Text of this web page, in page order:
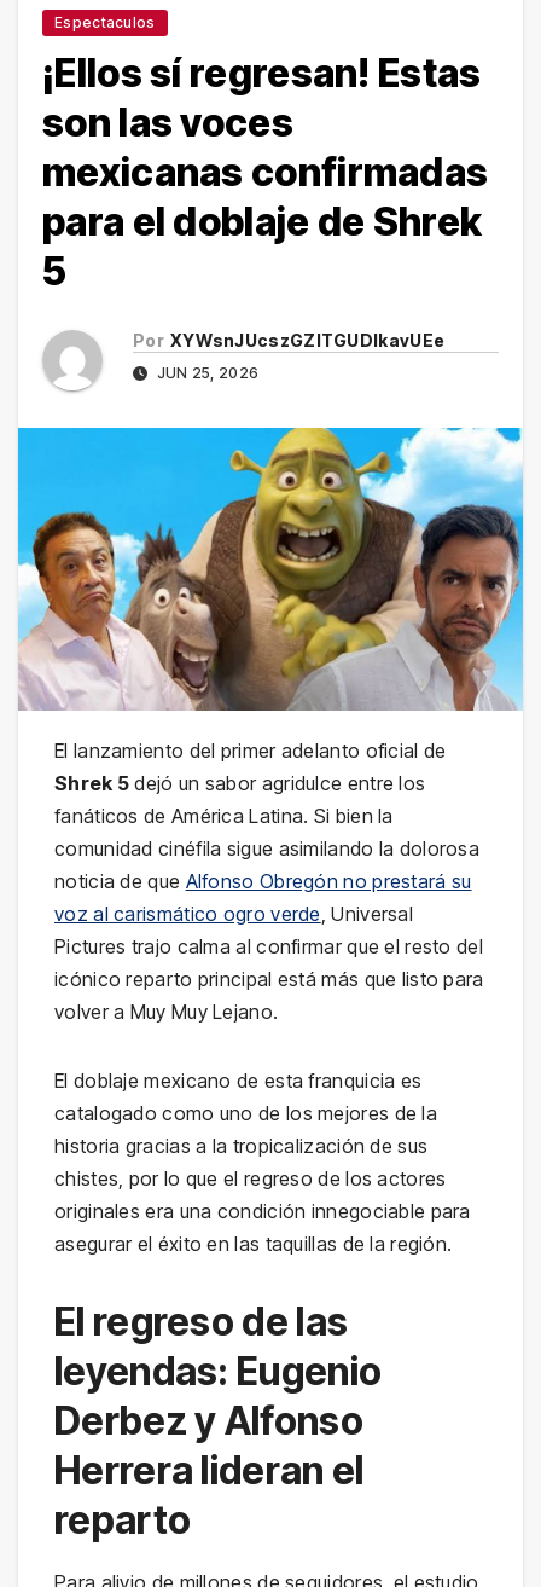
Espectaculos
¡Ellos sí regresan! Estas
son las voces
mexicanas confirmadas
para el doblaje de Shrek
5
Por XYWsnJUcszGZITGUDlkavUEe
JUN 25, 2026
El lanzamiento del primer adelanto oficial de
Shrek 5 dejó un sabor agridulce entre los
fanáticos de América Latina. Si bien la
comunidad cinéfila sigue asimilando la dolorosa
noticia de que Alfonso Obregón no prestará su
voz al carismático ogro verde, Universal
Pictures trajo calma al confirmar que el resto del
icónico reparto principal está más que listo para
volver a Muy Muy Lejano.
El doblaje mexicano de esta franquicia es
catalogado como uno de los mejores de la
historia gracias a la tropicalización de sus
chistes, por lo que el regreso de los actores
originales era una condición innegociable para
asegurar el éxito en las taquillas de la región.
El regreso de las
leyendas: Eugenio
Derbez y Alfonso
Herrera lideran el
reparto